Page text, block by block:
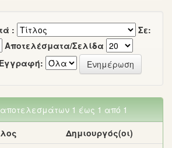
:
Σε:
Αποτελέσματα/Σελίδα
1 έως 1 από 1
Δημιουργός(οι)